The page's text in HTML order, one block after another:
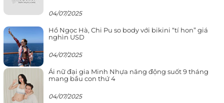
04/07/2025
Hồ Ngọc Hà, Chi Pu so body với bikini “tí hon” giá
nghìn USD
04/07/2025
Ái nữ đại gia Minh Nhựa năng động suốt 9 tháng
mang bầu con thứ 4
04/07/2025